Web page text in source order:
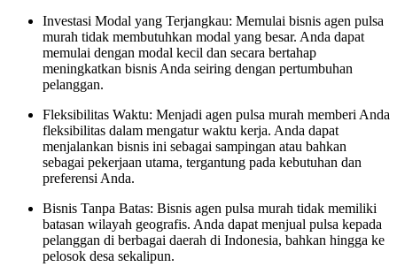
Investasi Modal yang Terjangkau: Memulai bisnis agen pulsa
murah tidak membutuhkan modal yang besar. Anda dapat
memulai dengan modal kecil dan secara bertahap
meningkatkan bisnis Anda seiring dengan pertumbuhan
pelanggan.
Fleksibilitas Waktu: Menjadi agen pulsa murah memberi Anda
fleksibilitas dalam mengatur waktu kerja. Anda dapat
menjalankan bisnis ini sebagai sampingan atau bahkan
sebagai pekerjaan utama, tergantung pada kebutuhan dan
preferensi Anda.
Bisnis Tanpa Batas: Bisnis agen pulsa murah tidak memiliki
batasan wilayah geografis. Anda dapat menjual pulsa kepada
pelanggan di berbagai daerah di Indonesia, bahkan hingga ke
pelosok desa sekalipun.